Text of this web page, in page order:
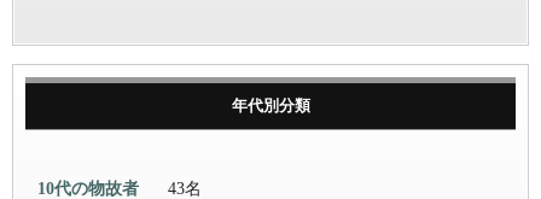
年代別分類
10代の物故者 43名